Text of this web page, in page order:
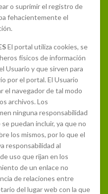
o suprimir el registro de
fehacientemente el
El portal utiliza cookies, se
físicos de información
Usuario y que sirven para
por el portal. El Usuario
el navegador de tal modo
archivos. Los
ninguna responsabilidad
puedan incluir, ya que no
los mismos, por lo que el
responsabilidad al
uso que rijan en los
de un enlace no
de relaciones entre
del lugar web con la que